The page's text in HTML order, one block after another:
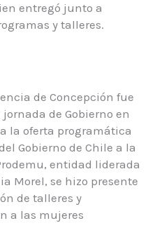
entregó junto a
y talleres.
de Concepción fue
de Gobierno en
la oferta programática
Gobierno de Chile a la
entidad liderada
Morel, se hizo presente
de talleres y
a las mujeres